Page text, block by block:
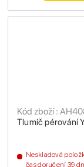
Tlumič pérování
Kód zboží :
Neskladová
čas doručení 39